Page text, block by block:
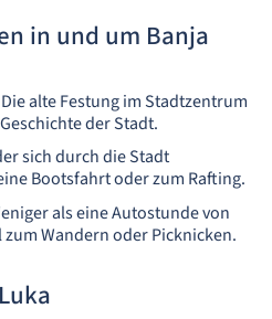
in und um Banja
Die alte Festung im Stadtzentrum
der Stadt.
sich durch die Stadt
Bootsfahrt oder zum Rafting.
als eine Autostunde von
Wandern oder Picknicken.